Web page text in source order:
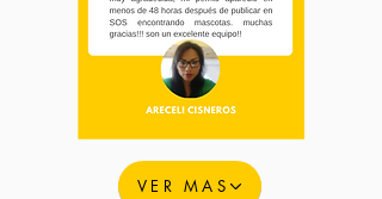
VER MAS